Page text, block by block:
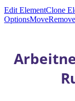
Edit ElementClone
OptionsMove